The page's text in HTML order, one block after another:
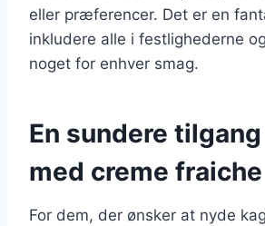
eller præferencer. Det er en
inkludere alle i festlighederne
noget for enhver smag.
En sundere
med creme
For dem, der ønsker at nyde